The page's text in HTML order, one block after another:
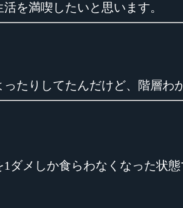
を満喫したいと思います。
たりしてたんだけど、階層わ
メしか食らわなくなった状